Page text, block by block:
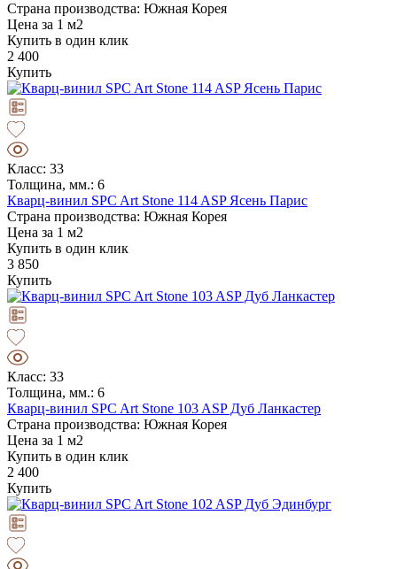
Страна производства: Южная Корея
Цена за 1 м2
Купить в один клик
2 400
Купить
Класс: 33
Толщина, мм.: 6
Кварц-винил SPC Art Stone 114 ASP Ясень Парис
Страна производства: Южная Корея
Цена за 1 м2
Купить в один клик
3 850
Купить
Класс: 33
Толщина, мм.: 6
Кварц-винил SPC Art Stone 103 ASP Дуб Ланкастер
Страна производства: Южная Корея
Цена за 1 м2
Купить в один клик
2 400
Купить